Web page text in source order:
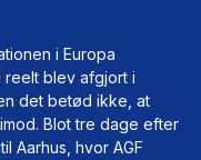
i Europa
reelt blev afgjort i
det betød ikke, at
Blot tre dage efter
Aarhus, hvor AGF